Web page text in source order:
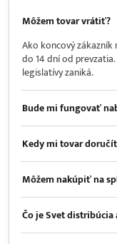
Môžem tovar vrátiť?
Ako koncový
do 14 dní od
legislatívy zaniká.
Bude mi fungovať
Kedy mi tovar
Môžem nakúpiť na
Čo je Svet distribúcia